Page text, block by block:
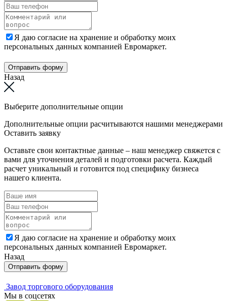
Я даю согласие на хранение и обработку моих
персональных данных компанией Евромаркет.
Отправить форму
Назад
Выберите дополнительные опции
Дополнительные опции расчитываются нашими менеджерами
Оставить заявку
Оставьте свои контактные данные – наш менеджер свяжется с
вами для уточнения деталей и подготовки расчета. Каждый
расчет уникальный и готовится под специфику бизнеса
нашего клиента.
Я даю согласие на хранение и обработку моих
персональных данных компанией Евромаркет.
Назад
Отправить форму
Завод торгового оборудования
Мы в соцсетях